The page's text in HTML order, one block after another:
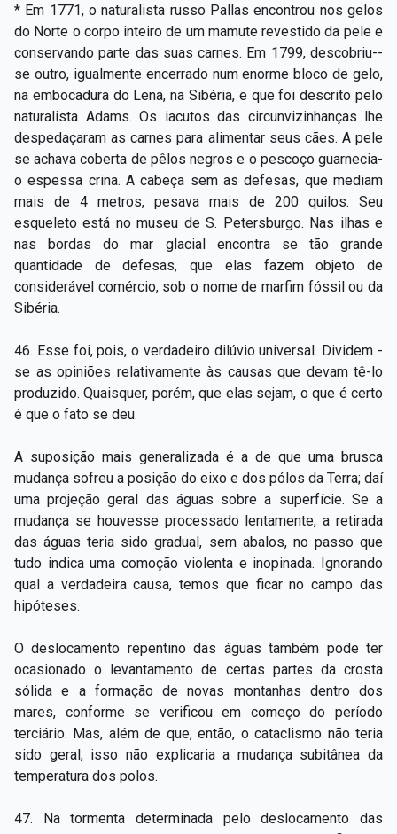
* Em 1771, o naturalista russo Pallas encontrou nos gelos
do Norte o corpo inteiro de um mamute revestido da pele e
conservando parte das suas carnes. Em 1799, descobriu-­
se outro, igualmente encerrado num enorme bloco de gelo,
na embocadura do Lena, na Sibéria, e que foi descrito pelo
naturalista Adams. Os iacutos das circunvizinhanças lhe
despedaçaram as carnes para alimentar seus cães. A pele
se achava coberta de pêlos negros e o pescoço guarnecia­
o espessa crina. A cabeça sem as defesas, que mediam
mais de 4 metros, pesava mais de 200 quilos. Seu
esqueleto está no museu de S. Petersburgo. Nas ilhas e
nas bordas do mar glacial encontra­ ­se tão grande
quantidade de defesas, que elas fazem objeto de
considerável comércio, sob o nome de marfim fóssil ou da
Sibéria.
46. Esse foi, pois, o verdadeiro dilúvio universal. Dividem­ ­
se as opiniões relativamente às causas que devam tê-­lo
produzido. Quaisquer, porém, que elas sejam, o que é certo
é que o fato se deu.
A suposição mais generalizada é a de que uma brusca
mudança sofreu a posição do eixo e dos pólos da Terra; daí
uma projeção geral das águas sobre a superfície. Se a
mudança se houvesse processado lentamente, a retirada
das águas teria sido gradual, sem abalos, no passo que
tudo indica uma comoção violenta e inopinada. Ignorando
qual a verdadeira causa, temos que ficar no campo das
hipóteses.
O deslocamento repentino das águas também pode ter
ocasionado o levantamento de certas partes da crosta
sólida e a formação de novas montanhas dentro dos
mares, conforme se verificou em começo do período
terciário. Mas, além de que, então, o cataclismo não teria
sido geral, isso não explicaria a mudança subitânea da
temperatura dos polos.
47. Na tormenta determinada pelo deslocamento das